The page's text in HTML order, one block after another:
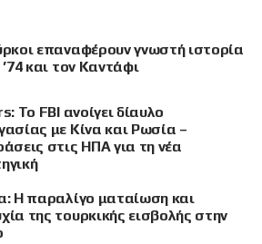
επαναφέρουν γνωστή ιστορία
’74 και τον Καντάφι
Το FBI ανοίγει δίαυλο
με Κίνα και Ρωσία –
στις ΗΠΑ για τη νέα
Η παραλίγο ματαίωση και
της τουρκικής εισβολής στην